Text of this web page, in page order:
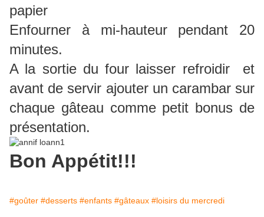
papier
Enfourner à mi-hauteur pendant 20
minutes.
A la sortie du four laisser refroidir et
avant de servir ajouter un carambar sur
chaque gâteau comme petit bonus de
présentation.
Bon Appétit!!!
#goûter #desserts #enfants #gâteaux #loisirs du mercredi